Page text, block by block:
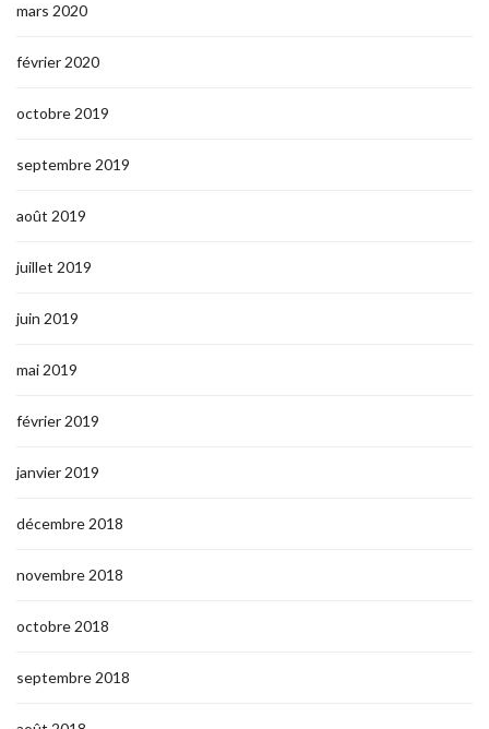
mars 2020
février 2020
octobre 2019
septembre 2019
août 2019
juillet 2019
juin 2019
mai 2019
février 2019
janvier 2019
décembre 2018
novembre 2018
octobre 2018
septembre 2018